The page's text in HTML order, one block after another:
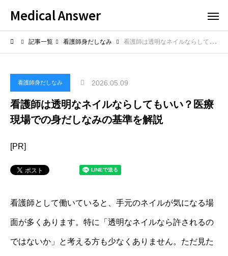
Medical Answer
記事一覧 看護師身だしなみ 看護師は透明なネイルならしてもいい？医療現場での身だしなみの基準を解説
看護師身だしなみ 2026.05.09
看護師は透明なネイルならしてもいい？医療
現場での身だしなみの基準を解説
[PR]
看護師として働いていると、手元のネイルが気になる場
面が多くあります。特に「透明なネイルなら許されるの
ではないか」と考える方も少なくありません。ただ見た